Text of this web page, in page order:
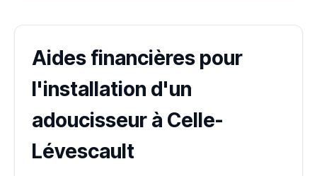
Aides financières pour
l'installation d'un
adoucisseur à Celle-
Lévescault